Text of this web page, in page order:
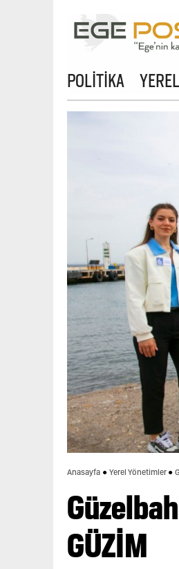
POLİTİKA
Anasayfa Yerel Yönetimler
GÜZİM